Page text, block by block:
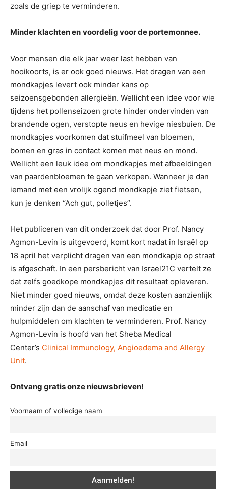
zoals de griep te verminderen.
Minder klachten en voordelig voor de portemonnee.
Voor mensen die elk jaar weer last hebben van
hooikoorts, is er ook goed nieuws. Het dragen van een
mondkapjes levert ook minder kans op
seizoensgebonden allergieën. Wellicht een idee voor wie
tijdens het pollenseizoen grote hinder ondervinden van
brandende ogen, verstopte neus en hevige niesbuien. De
mondkapjes voorkomen dat stuifmeel van bloemen,
bomen en gras in contact komen met neus en mond.
Wellicht een leuk idee om mondkapjes met afbeeldingen
van paardenbloemen te gaan verkopen. Wanneer je dan
iemand met een vrolijk ogend mondkapje ziet fietsen,
kun je denken “Ach gut, polletjes”.
Het publiceren van dit onderzoek dat door Prof. Nancy
Agmon-Levin is uitgevoerd, komt kort nadat in Israël op
18 april het verplicht dragen van een mondkapje op straat
is afgeschaft. In een persbericht van Israel21C vertelt ze
dat zelfs goedkope mondkapjes dit resultaat opleveren.
Niet minder goed nieuws, omdat deze kosten aanzienlijk
minder zijn dan de aanschaf van medicatie en
hulpmiddelen om klachten te verminderen. Prof. Nancy
Agmon-Levin is hoofd van het Sheba Medical
Center’s Clinical Immunology, Angioedema and Allergy
Unit.
Ontvang gratis onze nieuwsbrieven!
Voornaam of volledige naam
Email